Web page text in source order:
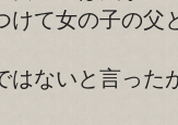
けて女の子の父
はないと言った